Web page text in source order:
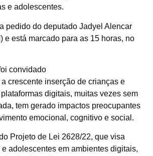
e adolescentes.
pedido do deputado Jadyel Alencar
e está marcado para as 15 horas, no
convidado
crescente inserção de crianças e
digitais, muitas vezes sem
tem gerado impactos preocupantes
emocional, cognitivo e social.
Projeto de Lei 2628/22, que visa
adolescentes em ambientes digitais,